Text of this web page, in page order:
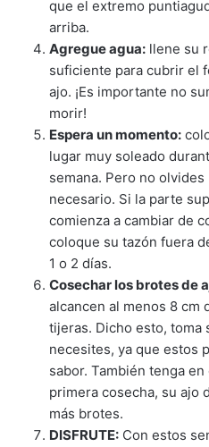
que el extremo
arriba.
Agregue agua: llene su
suficiente para cubrir el
ajo. ¡Es importante no
morir!
Espera un momento:
lugar muy soleado
semana. Pero no
necesario. Si la parte
comienza a cambiar de
coloque su tazón fuera
1 o 2 días.
Cosechar los brotes de
alcancen al menos 8 cm
tijeras. Dicho esto, toma
necesites, ya que estos
sabor. También tenga
primera cosecha, su ajo
más brotes.
DISFRUTE: Con estos